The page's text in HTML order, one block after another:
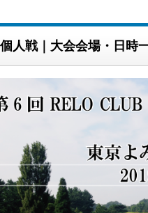
人戦｜大会会場・日時